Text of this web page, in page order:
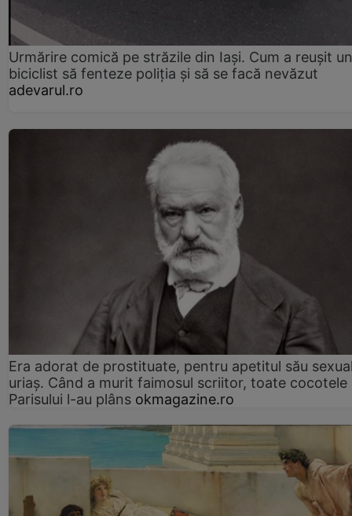
Urmărire comică pe străzile din Iași. Cum a reușit un
biciclist să fenteze poliția și să se facă nevăzut
adevarul.ro
Era adorat de prostituate, pentru apetitul său
uriaș. Când a murit faimosul scriitor, toate cocotele
Parisului l-au plâns okmagazine.ro